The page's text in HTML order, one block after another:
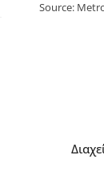
Source: